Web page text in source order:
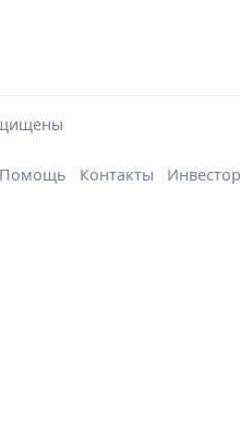
Помощь Контакты